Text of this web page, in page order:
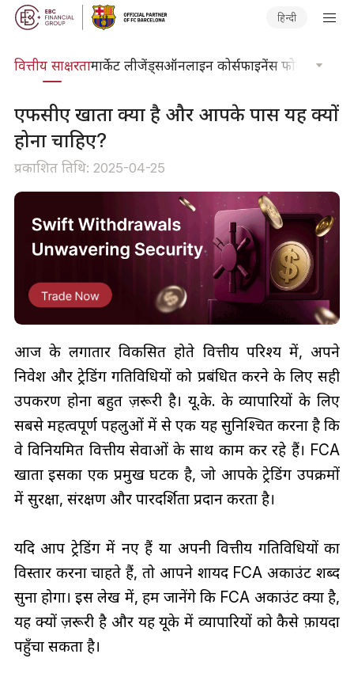
हिन्दी
वित्तीय साक्षरतामार्केट लीजेंड्सऑनलाइन कोर्सफाइनेंस फोकस
एफसीए खाता क्या है और आपके पास यह क्यों
होना चाहिए?
प्रकाशित तिथि: 2025-04-25
आज के लगातार विकसित होते वित्तीय परिदृश्य में, अपने
निवेश और ट्रेडिंग गतिविधियों को प्रबंधित करने के लिए सही
उपकरण होना बहुत ज़रूरी है। यू.के. के व्यापारियों के लिए
सबसे महत्वपूर्ण पहलुओं में से एक यह सुनिश्चित करना है कि
वे विनियमित वित्तीय सेवाओं के साथ काम कर रहे हैं। FCA
खाता इसका एक प्रमुख घटक है, जो आपके ट्रेडिंग उपक्रमों
में सुरक्षा, संरक्षण और पारदर्शिता प्रदान करता है।
यदि आप ट्रेडिंग में नए हैं या अपनी वित्तीय गतिविधियों का
विस्तार करना चाहते हैं, तो आपने शायद FCA अकाउंट शब्द
सुना होगा। इस लेख में, हम जानेंगे कि FCA अकाउंट क्या है,
यह क्यों ज़रूरी है और यह यूके में व्यापारियों को कैसे फ़ायदा
पहुँचा सकता है।